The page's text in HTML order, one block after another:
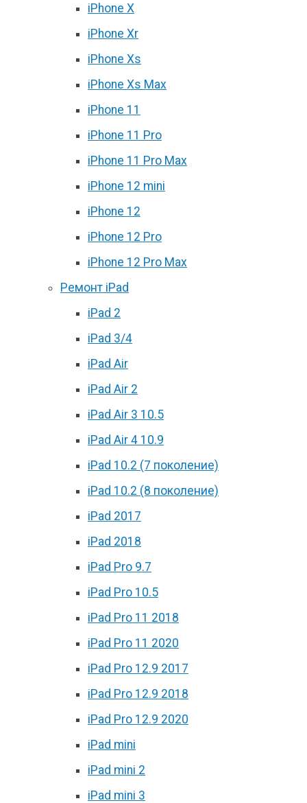
iPhone X
iPhone Xr
iPhone Xs
iPhone Xs Max
iPhone 11
iPhone 11 Pro
iPhone 11 Pro Max
iPhone 12 mini
iPhone 12
iPhone 12 Pro
iPhone 12 Pro Max
Ремонт iPad
iPad 2
iPad 3/4
iPad Air
iPad Air 2
iPad Air 3 10.5
iPad Air 4 10.9
iPad 10.2 (7 поколение)
iPad 10.2 (8 поколение)
iPad 2017
iPad 2018
iPad Pro 9.7
iPad Pro 10.5
iPad Pro 11 2018
iPad Pro 11 2020
iPad Pro 12.9 2017
iPad Pro 12.9 2018
iPad Pro 12.9 2020
iPad mini
iPad mini 2
iPad mini 3